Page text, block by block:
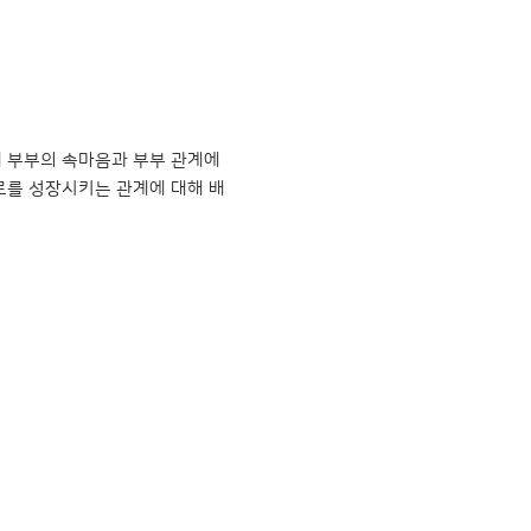
부의 속마음과 부부 관계에
성장시키는 관계에 대해 배